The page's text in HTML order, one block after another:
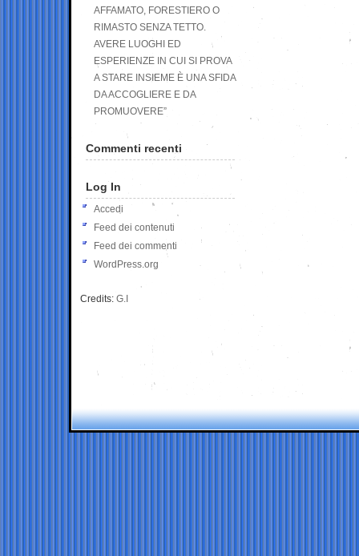
AFFAMATO, FORESTIERO O
RIMASTO SENZA TETTO.
AVERE LUOGHI ED
ESPERIENZE IN CUI SI PROVA
A STARE INSIEME È UNA SFIDA
DA ACCOGLIERE E DA
PROMUOVERE”
Commenti recenti
Log In
Accedi
Feed dei contenuti
Feed dei commenti
WordPress.org
Credits: G.I